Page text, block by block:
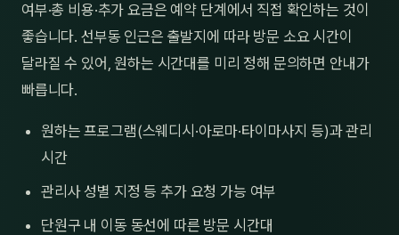
여부·총 비용·추가 요금은 예약 단계에서 직접 확인하는 것이
좋습니다. 선부동 인근은 출발지에 따라 방문 소요 시간이
달라질 수 있어, 원하는 시간대를 미리 정해 문의하면 안내가
빠릅니다.
원하는 프로그램(스웨디시·아로마·타이마사지 등)과 관리
시간
관리사 성별 지정 등 추가 요청 가능 여부
단원구 내 이동 동선에 따른 방문 시간대